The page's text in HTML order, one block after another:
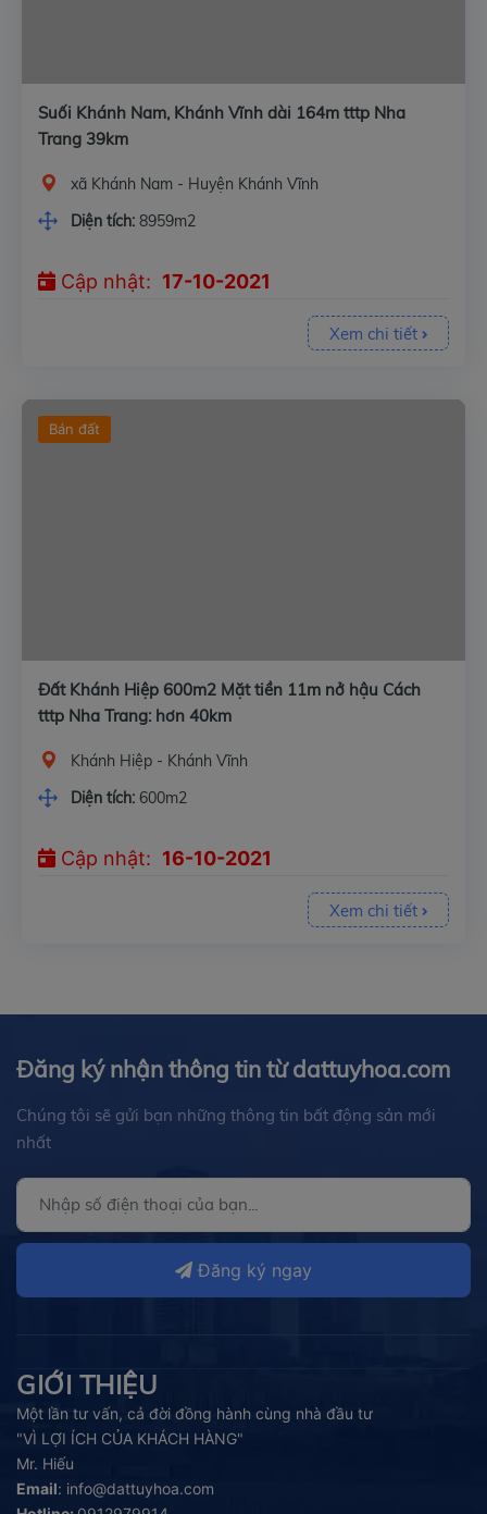
Suối Khánh Nam, Khánh Vĩnh dài 164m tttp Nha
Trang 39km
xã Khánh Nam - Huyện Khánh Vĩnh
Diện tích: 8959m2
Cập nhật: 17-10-2021
Xem chi tiết
Bán đất
Đất Khánh Hiệp 600m2 Mặt tiền 11m nở hậu Cách
tttp Nha Trang: hơn 40km
Khánh Hiệp - Khánh Vĩnh
Diện tích: 600m2
Cập nhật: 16-10-2021
Xem chi tiết
Đăng ký nhận thông tin từ dattuyhoa.com
Chúng tôi sẽ gửi bạn những thông tin bất động sản mới
nhất
Đăng ký ngay
GIỚI THIỆU
Một lần tư vấn, cả đời đồng hành cùng nhà đầu tư
"VÌ LỢI ÍCH CỦA KHÁCH HÀNG"
Mr. Hiếu
Email: info@dattuyhoa.com